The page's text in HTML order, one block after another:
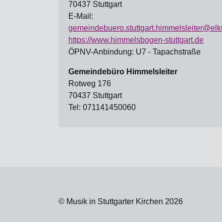
70437 Stuttgart
E-Mail:
https://www.himmelsbogen-stuttgart.de
ÖPNV-Anbindung: U7 - Tapachstraße
Gemeindebüro Himmelsleiter
Rotweg 176
70437 Stuttgart
Tel: 071141450060
© Musik in Stuttgarter Kirchen 2026